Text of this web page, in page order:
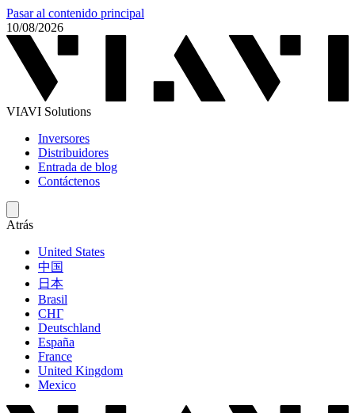
Pasar al contenido principal
10/08/2026
VIAVI Solutions
Inversores
Distribuidores
Entrada de blog
Contáctenos
Atrás
United States
中国
日本
Brasil
СНГ
Deutschland
España
France
United Kingdom
Mexico